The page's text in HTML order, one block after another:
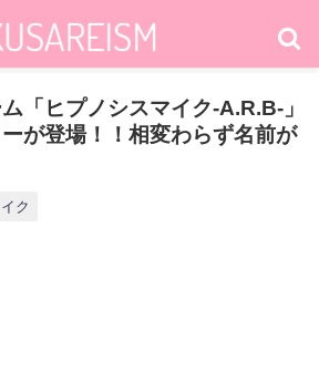
「ヒプノシスマイク-A.R.B-」
が登場！！相変わらず名前が
ク